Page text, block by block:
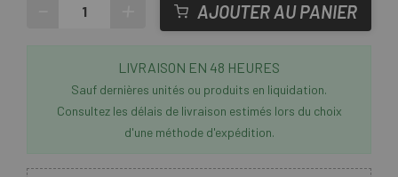
AJOUTER AU PANIER
LIVRAISON EN 48 HEURES
Sauf dernières unités ou produits en liquidation.
Consultez les délais de livraison estimés lors du choix
d'une méthode d'expédition.